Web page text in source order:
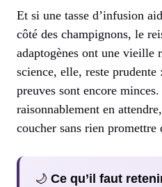
Et si une tasse d’infusion
côté des champignons, le
adaptogènes ont une vieille
science, elle, reste
preuves sont encore
raisonnablement en
coucher sans rien promettre
🌙 Ce qu’il faut